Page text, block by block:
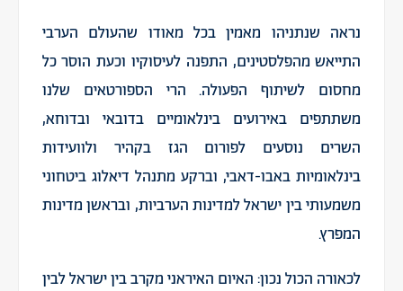
נראה שנתניהו מאמין בכל מאודו שהעולם הערבי
התייאש מהפלסטינים, התפנה לעיסוקיו וכעת הוסר כל
מחסום לשיתוף הפעולה. הרי הספורטאים שלנו
משתתפים באירועים בינלאומיים בדובאי ובדוחא,
השרים נוסעים לפורום הגז בקהיר ולוועידות
בינלאומיות באבו-דאבי, וברקע מתנהל דיאלוג ביטחוני
משמעותי בין ישראל למדינות הערביות, ובראשן מדינות
המפרץ.
לכאורה הכול נכון: האיום האיראני מקרב בין ישראל לבין